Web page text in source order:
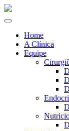
Home
A Clínica
Equipe